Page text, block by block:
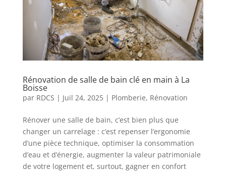
Rénovation de salle de bain clé en main à La
Boisse
par RDCS | Juil 24, 2025| Plomberie, Rénovation
Rénover une salle de bain, c’est bien plus que
changer un carrelage : c’est repenser l’ergonomie
d’une pièce technique, optimiser la consommation
d’eau et d’énergie, augmenter la valeur patrimoniale
de votre logement et, surtout, gagner en confort